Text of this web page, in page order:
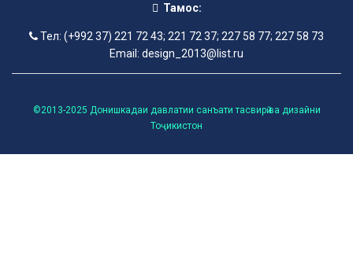
Тамос:
Тел: (+992 37) 221 72 43; 221 72 37; 227 58 77; 227 58 73
Email: design_2013@list.ru
©2013-2025 Донишкадаи давлатии санъати тасвирӣ ва дизайни
Тоҷикистон